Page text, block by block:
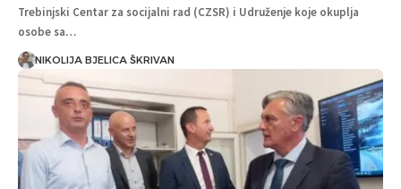
Trebinjski Centar za socijalni rad (CZSR) i Udruženje koje okuplja
osobe sa…
NIKOLIJA BJELICA ŠKRIVAN